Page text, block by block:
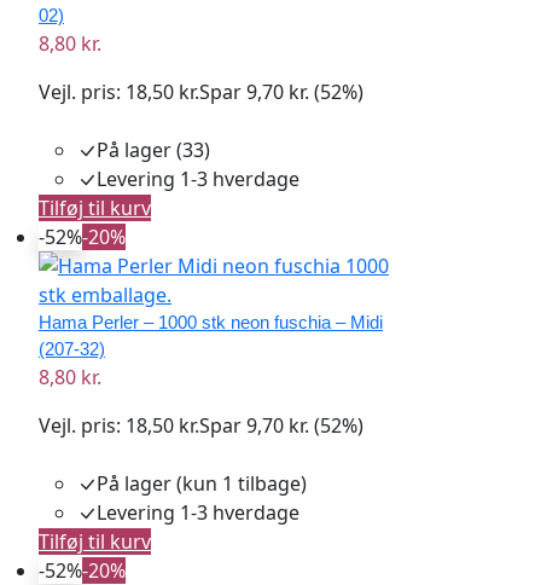
02)
8,80 kr.
Vejl. pris: 18,50 kr.Spar 9,70 kr. (52%)
På lager (33)
Levering 1-3 hverdage
Tilføj til kurv
-52%-20%
Hama Perler – 1000 stk neon fuschia – Midi
(207-32)
8,80 kr.
Vejl. pris: 18,50 kr.Spar 9,70 kr. (52%)
På lager(kun 1 tilbage)
Levering 1-3 hverdage
Tilføj til kurv
-52%-20%